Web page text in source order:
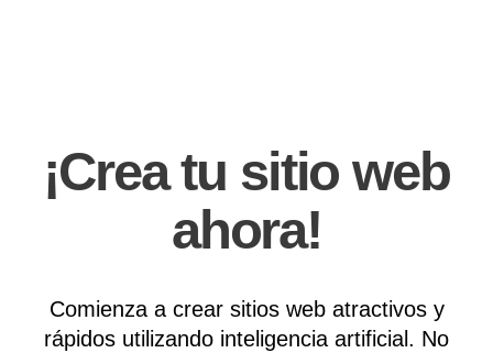
¡Crea tu sitio web
ahora!
Comienza a crear sitios web atractivos y
rápidos utilizando inteligencia artificial. No